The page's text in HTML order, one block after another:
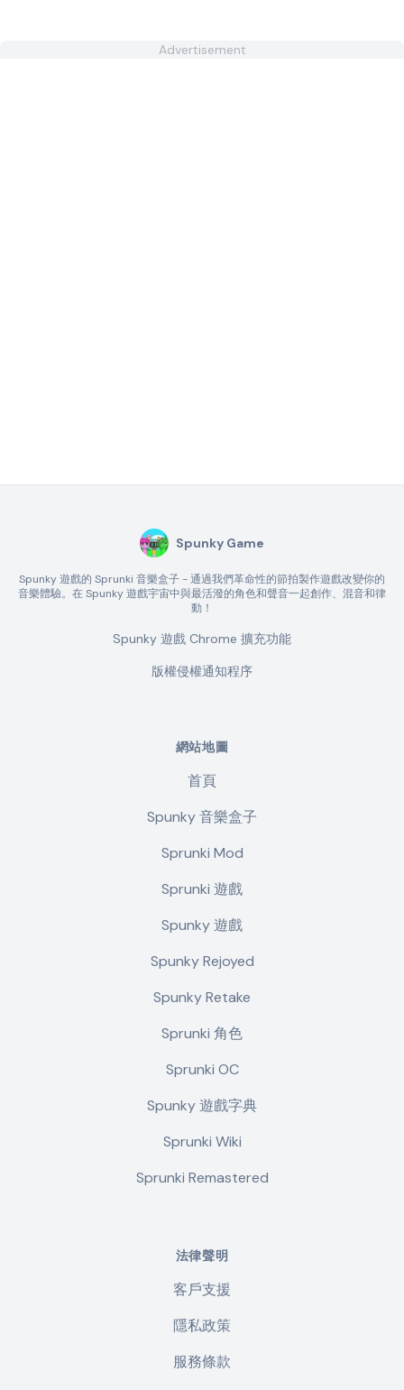
Advertisement
Spunky Game
Spunky 遊戲的 Sprunki 音樂盒子 - 通過我們革命性的節拍製作遊戲改變你的
音樂體驗。在 Spunky 遊戲宇宙中與最活潑的角色和聲音一起創作、混音和律
動！
Spunky 遊戲 Chrome 擴充功能
版權侵權通知程序
網站地圖
首頁
Spunky 音樂盒子
Sprunki Mod
Sprunki 遊戲
Spunky 遊戲
Spunky Rejoyed
Spunky Retake
Sprunki 角色
Sprunki OC
Spunky 遊戲字典
Sprunki Wiki
Sprunki Remastered
法律聲明
客戶支援
隱私政策
服務條款